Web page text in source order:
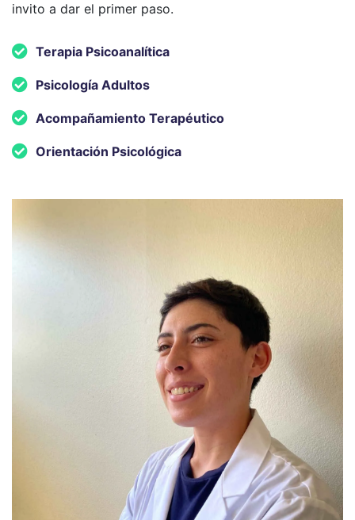
invito a dar el primer paso.
Terapia Psicoanalítica
Psicología Adultos
Acompañamiento Terapéutico
Orientación Psicológica